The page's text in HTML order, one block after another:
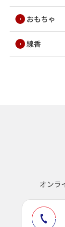
おもちゃ
線香
オンラ